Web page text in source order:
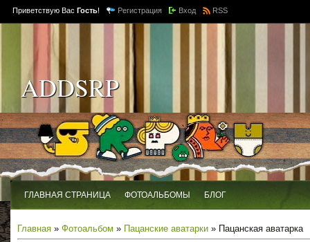
Приветствую Вас Гость! Регистрация Вход RSS
ADDSRP
ГЛАВНАЯ СТРАНИЦА ФОТОАЛЬБОМЫ БЛОГ
Главная » Фотоальбом » Пацанские аватарки » Пацанская аватарка